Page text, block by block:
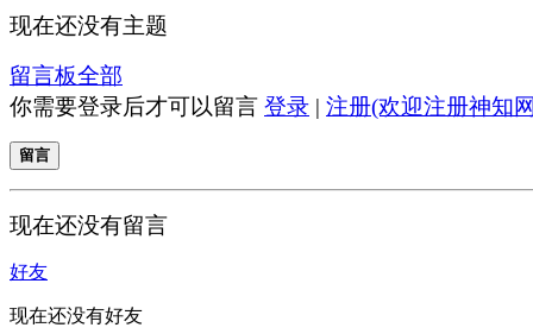
现在还没有主题
留言板全部
你需要登录后才可以留言 登录 | 注册(欢迎注册神知
留言
现在还没有留言
好友
现在还没有好友